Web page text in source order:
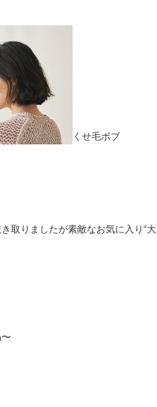
くせ毛ボブ
取りましたが素敵なお気に入り“